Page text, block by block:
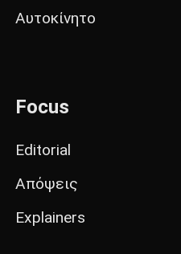
Αυτοκίνητο
Focus
Editorial
Απόψεις
Explainers